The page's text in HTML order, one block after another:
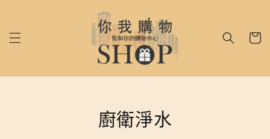
廚衛淨水